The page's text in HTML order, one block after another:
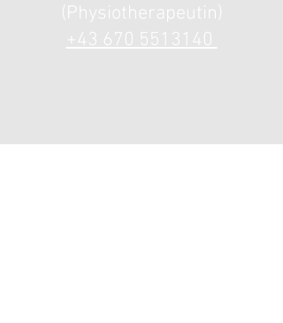
(Physiotherapeutin)
+43 670 5513140